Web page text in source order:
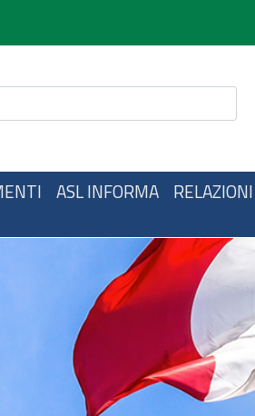
ASL INFORMA